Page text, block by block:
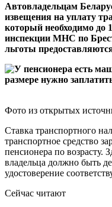
Автовладельцам
извещения на уплату
который необходимо до
инспекции МНС по
льготы
Фото из открытых
Ставка транспортного
транспортное средство
пенсионера по возрасту.
владельца должно быть
удостоверение
Сейчас читают